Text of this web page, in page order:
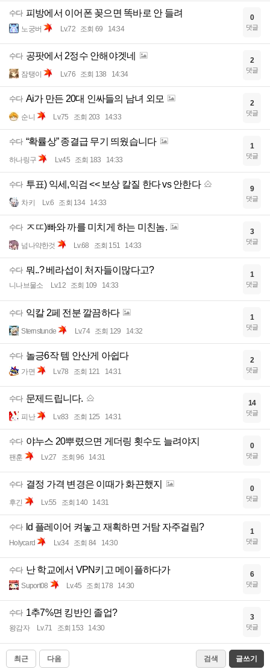
수다 피방에서 이어폰 꽂으면 똑바로 안 들려
노궁버 Lv.72 조회 69 14:34
0
댓글
수다 공팟에서 2정수 안해야겟네
잠탱이 Lv.76 조회 138 14:34
2
댓글
수다 Ai가 만든 20대 인싸들의 남녀 외모
순니 Lv.75 조회 203 14:33
2
댓글
수다 “확률상” 종결급 무기 띄웠습니다
하나링구 Lv.45 조회 183 14:33
1
댓글
수다 투표) 익세,익검 << 보상 칼질 한다 vs 안한다
차키 Lv.6 조회 134 14:33
9
댓글
수다 ㅈㄸ)빠와 까를 미치게 하는 미친놈.
넘나약한것 Lv.68 조회 151 14:33
3
댓글
수다 뭐..? 베라섭이 처자들이많다고?
니나브물소 Lv.12 조회 109 14:33
1
댓글
수다 익칼 2페 전분 깔끔하다
Sternstunde Lv.74 조회 129 14:32
1
댓글
수다 놀긍6작 템 안산게 아쉽다
가면 Lv.78 조회 121 14:31
2
댓글
수다 문제드립니다.
피난 Lv.83 조회 125 14:31
14
댓글
수다 야누스 20뿌렸으면 게더링 횟수도 늘려야지
팬훈 Lv.27 조회 96 14:31
0
댓글
수다 결정 가격 변경은 이때가 화끈했지
후긴 Lv.55 조회 140 14:31
0
댓글
수다 ld 플레이어 켜놓고 재획하면 거탐 자주걸림?
Holycard Lv.34 조회 84 14:30
1
댓글
수다 난 학교에서 VPN키고 메이플하다가
Suport08 Lv.45 조회 178 14:30
6
댓글
수다 1추7%면 킹반인 졸업?
왕감자 Lv.71 조회 153 14:30
3
댓글
최근 다음 검색 글쓰기